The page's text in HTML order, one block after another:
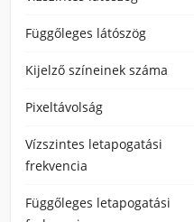
Függőleges látószög
Kijelző színeinek száma
Pixeltávolság
Vízszintes letapogatási
frekvencia
Függőleges letapogatási